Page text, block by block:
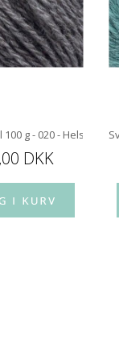
100 g - 020 - Helsinge
DKK